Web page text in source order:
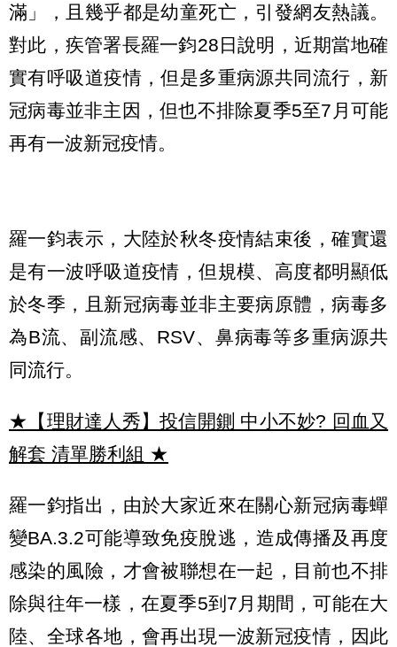
滿」，且幾乎都是幼童死亡，引發網友熱議。
對此，疾管署長羅一鈞28日說明，近期當地確
實有呼吸道疫情，但是多重病源共同流行，新
冠病毒並非主因，但也不排除夏季5至7月可能
再有一波新冠疫情。
羅一鈞表示，大陸於秋冬疫情結束後，確實還
是有一波呼吸道疫情，但規模、高度都明顯低
於冬季，且新冠病毒並非主要病原體，病毒多
為B流、副流感、RSV、鼻病毒等多重病源共
同流行。
★【理財達人秀】投信開鍘 中小不妙? 回血又
解套 清單勝利組 ★
羅一鈞指出，由於大家近來在關心新冠病毒蟬
變BA.3.2可能導致免疫脫逃，造成傳播及再度
感染的風險，才會被聯想在一起，目前也不排
除與往年一樣，在夏季5到7月期間，可能在大
陸、全球各地，會再出現一波新冠疫情，因此